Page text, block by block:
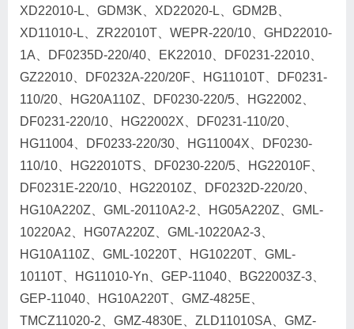
XD22010-L、GDM3K、XD22020-L、GDM2B、
XD11010-L、ZR22010T、WEPR-220/10、GHD22010-
1A、DF0235D-220/40、EK22010、DF0231-22010、
GZ22010、DF0232A-220/20F、HG11010T、DF0231-
110/20、HG20A110Z、DF0230-220/5、HG22002、
DF0231-220/10、HG22002X、DF0231-110/20、
HG11004、DF0233-220/30、HG11004X、DF0230-
110/10、HG22010TS、DF0230-220/5、HG22010F、
DF0231E-220/10、HG22010Z、DF0232D-220/20、
HG10A220Z、GML-20110A2-2、HG05A220Z、GML-
10220A2、HG07A220Z、GML-10220A2-3、
HG10A110Z、GML-10220T、HG10220T、GML-
10110T、HG11010-Yn、GEP-11040、BG22003Z-3、
GEP-11040、HG10A220T、GMZ-4825E、
TMCZ11020-2、GMZ-4830E、ZLD11010SA、GMZ-